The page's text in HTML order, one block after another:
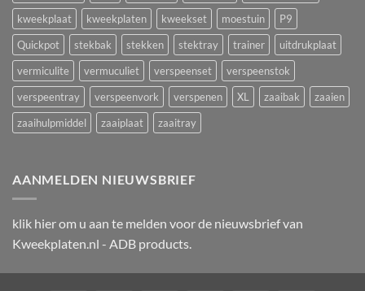
kweekplaat
kweekplaten kweekset moestuin
P9
Quickpot
stekbak stekken stektray trainer
uitdrukplaat
vermiculite
vermuculiet verspeenset
verspeenstok
verspeentray
verspeenvork verspenen XL zaaibak
zaaien
zaaihulpmiddel
zaaiplaat zaaitray
AANMELDEN NIEUWSBRIEF
klik hierom u aan te melden voor de nieuwsbrief van
Kweekplaten.nl - ADB products.